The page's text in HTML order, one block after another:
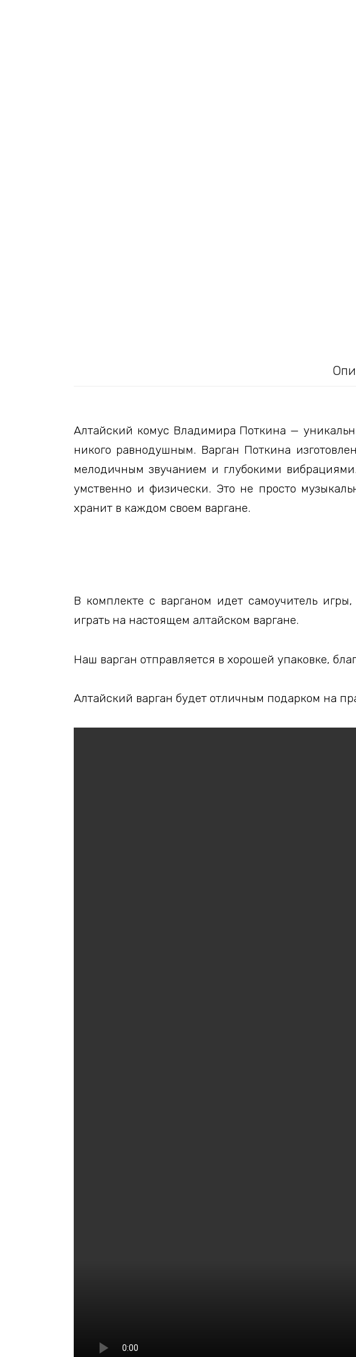
Алтайский комус Владимира Поткина —
никого равнодушным. Варган Поткина
мелодичным звучанием и глубокими
умственно и физически. Это не просто
хранит в каждом своем варгане.
В комплекте с варганом идет самоучитель
играть на настоящем алтайском варгане.
Наш варган отправляется в хорошей упаковке,
Алтайский варган будет отличным подарком на